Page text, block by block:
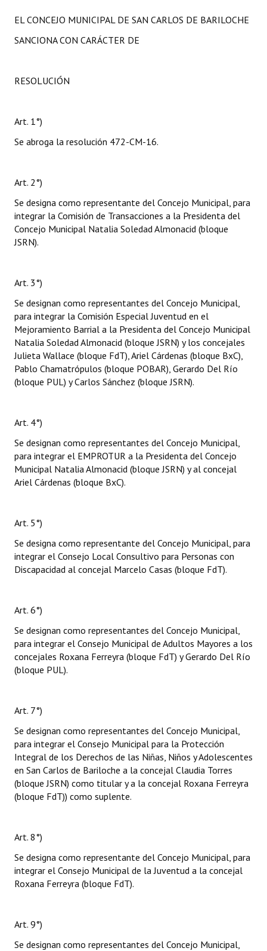
EL CONCEJO MUNICIPAL DE SAN CARLOS DE BARILOCHE
SANCIONA CON CARÁCTER DE
RESOLUCIÓN
Art. 1°)
Se abroga la resolución 472-CM-16.
Art. 2°)
Se designa como representante del Concejo Municipal, para
integrar la Comisión de Transacciones a la Presidenta del
Concejo Municipal Natalia Soledad Almonacid (bloque
JSRN).
Art. 3°)
Se designan como representantes del Concejo Municipal,
para integrar la Comisión Especial Juventud en el
Mejoramiento Barrial a la Presidenta del Concejo Municipal
Natalia Soledad Almonacid (bloque JSRN) y los concejales
Julieta Wallace (bloque FdT), Ariel Cárdenas (bloque BxC),
Pablo Chamatrópulos (bloque POBAR), Gerardo Del Río
(bloque PUL) y Carlos Sánchez (bloque JSRN).
Art. 4°)
Se designan como representantes del Concejo Municipal,
para integrar el EMPROTUR a la Presidenta del Concejo
Municipal Natalia Almonacid (bloque JSRN) y al concejal
Ariel Cárdenas (bloque BxC).
Art. 5°)
Se designa como representante del Concejo Municipal, para
integrar el Consejo Local Consultivo para Personas con
Discapacidad al concejal Marcelo Casas (bloque FdT).
Art. 6°)
Se designan como representantes del Concejo Municipal,
para integrar el Consejo Municipal de Adultos Mayores a los
concejales Roxana Ferreyra (bloque FdT) y Gerardo Del Río
(bloque PUL).
Art. 7°)
Se designan como representantes del Concejo Municipal,
para integrar el Consejo Municipal para la Protección
Integral de los Derechos de las Niñas, Niños y Adolescentes
en San Carlos de Bariloche a la concejal Claudia Torres
(bloque JSRN) como titular y a la concejal Roxana Ferreyra
(bloque FdT)) como suplente.
Art. 8°)
Se designa como representante del Concejo Municipal, para
integrar el Consejo Municipal de la Juventud a la concejal
Roxana Ferreyra (bloque FdT).
Art. 9°)
Se designan como representantes del Concejo Municipal,